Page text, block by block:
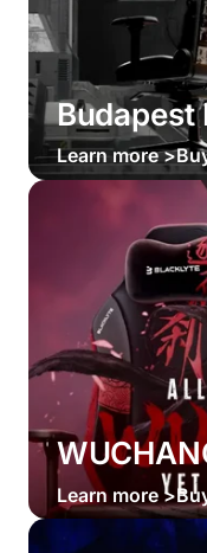
Budapest
Learn more >
Learn more >